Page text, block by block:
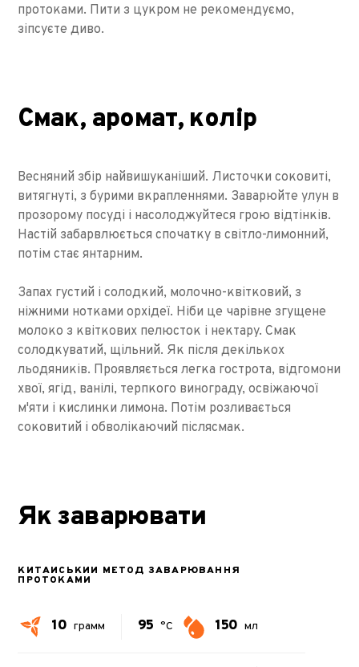
протоками. Пити з цукром не рекомендуємо,
зіпсуєте диво.
Смак, аромат, колір
Весняний збір найвишуканіший. Листочки соковиті,
витягнуті, з бурими вкрапленнями. Заварюйте улун в
прозорому посуді і насолоджуйтеся грою відтінків.
Настій забарвлюється спочатку в світло-лимонний,
потім стає янтарним.
Запах густий і солодкий, молочно-квітковий, з
ніжними нотками орхідеї. Ніби це чарівне згущене
молоко з квіткових пелюсток і нектару. Смак
солодкуватий, щільний. Як після декількох
льодяників. Проявляється легка гострота, відгомони
хвої, ягід, ванілі, терпкого винограду, освіжаючої
м'яти і кислинки лимона. Потім розливається
соковитий і обволікаючий післясмак.
Як заварювати
КИТАЙСЬКИЙ МЕТОД ЗАВАРЮВАННЯ
ПРОТОКАМИ
10 грамм 95 °C 150 мл